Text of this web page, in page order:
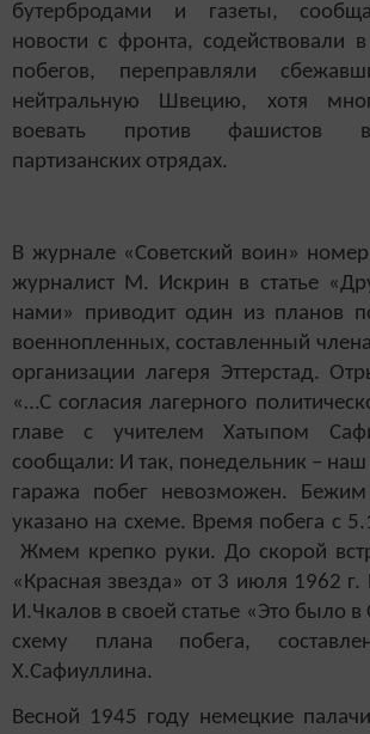
бутербродами и газеты,
новости с фронта, содействовали
побегов, переправляли
нейтральную Швецию, хотя
воевать против фашистов
партизанских отрядах.
В журнале «Советский воин»
журналист М. Искрин в статье
нами» приводит один из планов
военнопленных, составленный
организации лагеря Эттерстад.
«…С согласия лагерного
главе с учителем Хатыпом
сообщали: И так, понедельник – наш
гаража побег невозможен.
указано на схеме. Время побега с
Жмем крепко руки. До скорой
«Красная звезда» от 3 июля 1962
И.Чкалов в своей статье «Это было
схему плана побега,
Х.Сафиуллина.
Весной 1945 году немецкие